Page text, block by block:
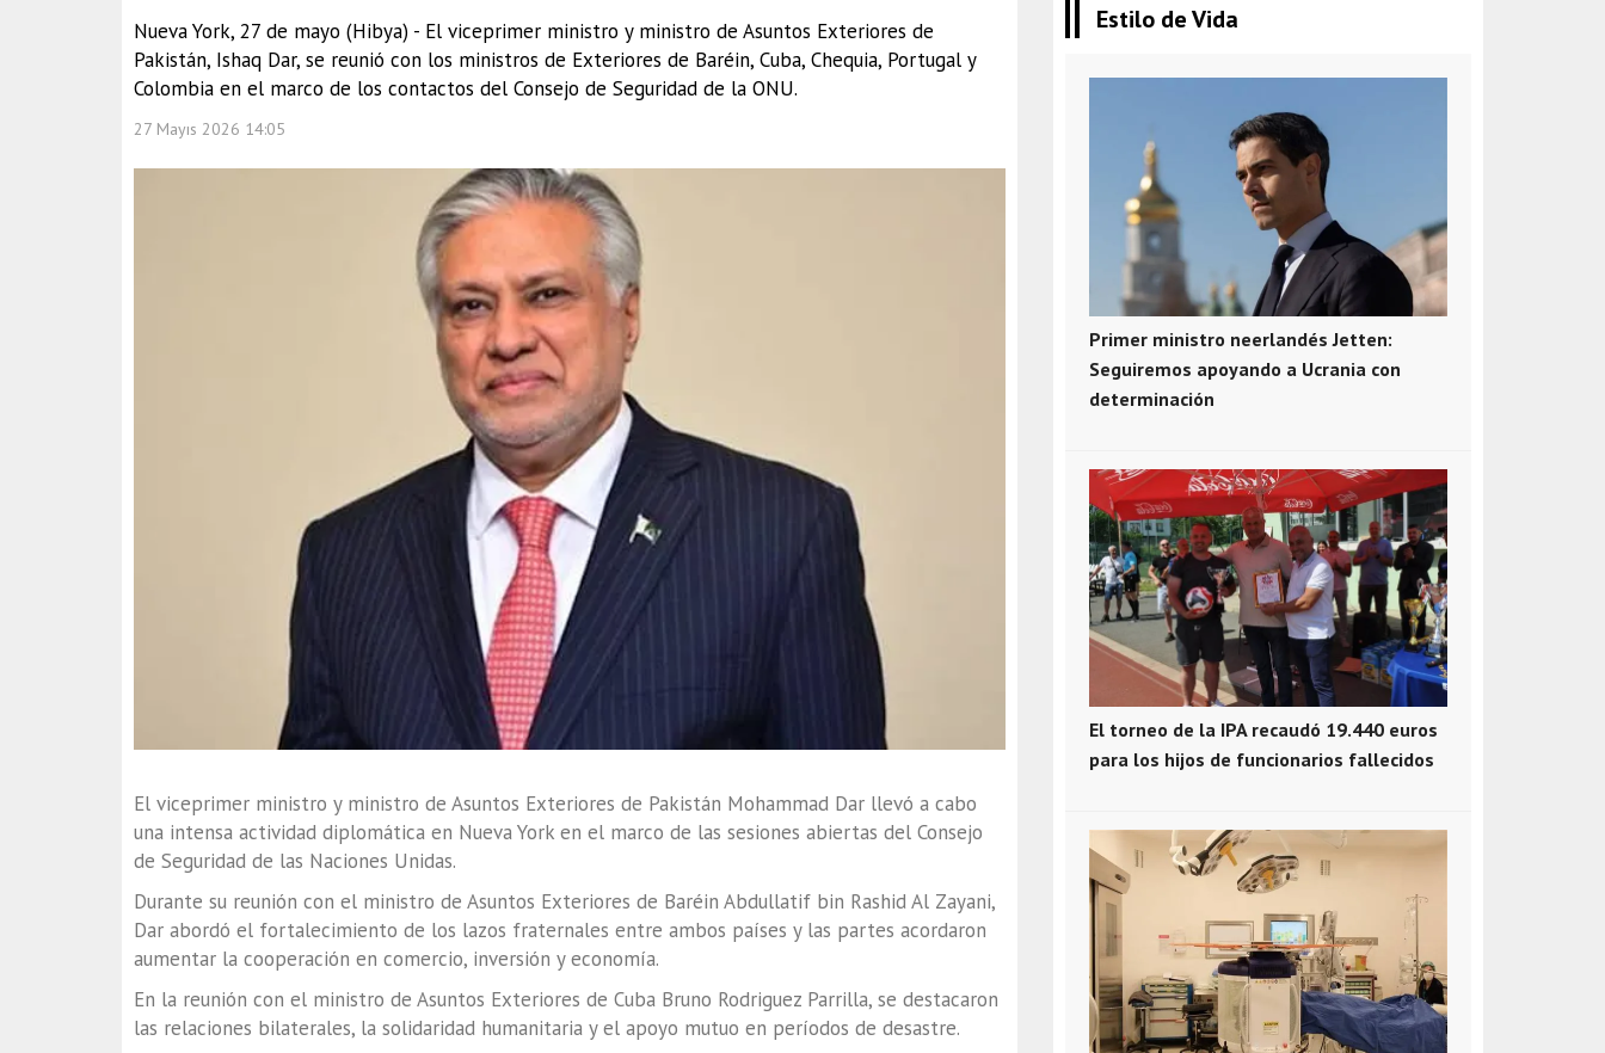
Nueva York, 27 de mayo (Hibya) - El viceprimer ministro y ministro de Asuntos Exteriores de
Pakistán, Ishaq Dar, se reunió con los ministros de Exteriores de Baréin, Cuba, Chequia, Portugal y
Colombia en el marco de los contactos del Consejo de Seguridad de la ONU.
27 Mayıs 2026 14:05
El viceprimer ministro y ministro de Asuntos Exteriores de Pakistán Mohammad Dar llevó a cabo
una intensa actividad diplomática en Nueva York en el marco de las sesiones abiertas del Consejo
de Seguridad de las Naciones Unidas.
Durante su reunión con el ministro de Asuntos Exteriores de Baréin Abdullatif bin Rashid Al Zayani,
Dar abordó el fortalecimiento de los lazos fraternales entre ambos países y las partes acordaron
aumentar la cooperación en comercio, inversión y economía.
En la reunión con el ministro de Asuntos Exteriores de Cuba Bruno Rodriguez Parrilla, se destacaron
las relaciones bilaterales, la solidaridad humanitaria y el apoyo mutuo en períodos de desastre.
Estilo de Vida
Primer ministro neerlandés Jetten:
Seguiremos apoyando a Ucrania con
determinación
El torneo de la IPA recaudó 19.440 euros
para los hijos de funcionarios fallecidos